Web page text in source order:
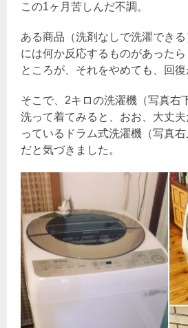
日
リ
この1ヶ月苦しんだ不調。
ある商品（洗剤なしで洗濯でき
には何か反応するものがあったら
ところが、それをやめても、回復
そこで、2キロの洗濯機（写真右
洗って着てみると、おお、大丈
っているドラム式洗濯機（写真
だと気づきました。